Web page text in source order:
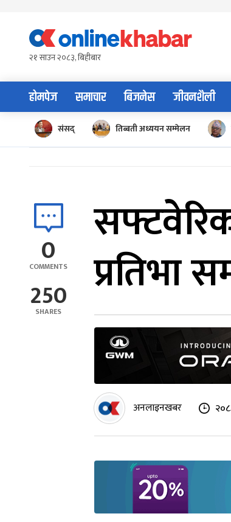
content२१ साउन २०८३, बिहीबार
होमपेज समाचार बिजनेस जीवनशैली
संसद् तिब्बती अध्ययन सम्मेलन
0
COMMENTS
250
SHARES
प्रतिभा
अनलाइनखबर